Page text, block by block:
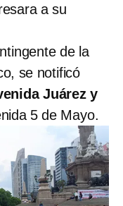
a su
de la
se notificó
Juárez y
5 de Mayo.